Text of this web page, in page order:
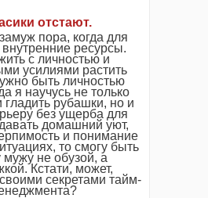
отстают.
пора, когда для
внутренние ресурсы.
с личностью и
усилиями растить
быть личностью
я научусь не только
гладить рубашки, но и
без ущерба для
домашний уют,
и понимание
то смогу быть
мужу не обузой, а
Кстати, может,
секретами тайм-